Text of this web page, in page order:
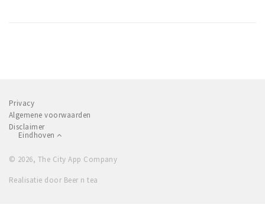
Privacy
Algemene voorwaarden
Disclaimer
Eindhoven
© 2026, The City App Company
Realisatie door Beer n tea